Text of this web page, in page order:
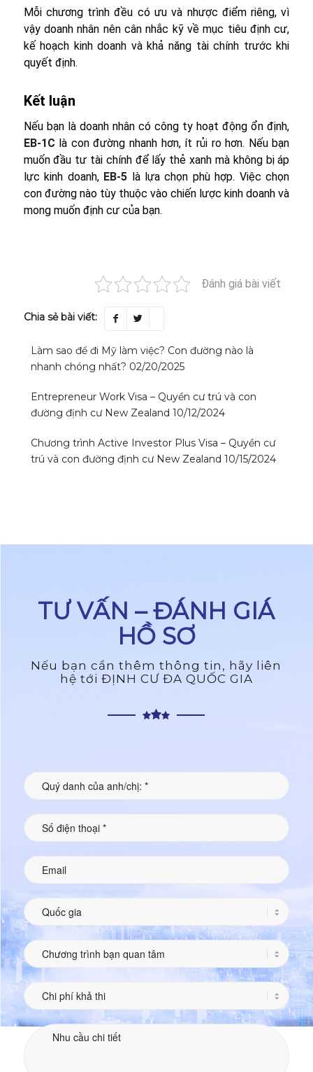
Mỗi chương trình đều có ưu và nhược điểm riêng, vì
vậy doanh nhân nên cân nhắc kỹ về mục tiêu định cư,
kế hoạch kinh doanh và khả năng tài chính trước khi
quyết định.
Kết luận
Nếu bạn là doanh nhân có công ty hoạt động ổn định,
EB-1C là con đường nhanh hơn, ít rủi ro hơn. Nếu bạn
muốn đầu tư tài chính để lấy thẻ xanh mà không bị áp
lực kinh doanh, EB-5 là lựa chọn phù hợp. Việc chọn
con đường nào tùy thuộc vào chiến lược kinh doanh và
mong muốn định cư của bạn.
Đánh giá bài viết
Chia sẻ bài viết:
Làm sao để đi Mỹ làm việc? Con đường nào là
nhanh chóng nhất? 02/20/2025
Entrepreneur Work Visa – Quyền cư trú và con
đường định cư New Zealand 10/12/2024
Chương trình Active Investor Plus Visa – Quyền cư
trú và con đường định cư New Zealand 10/15/2024
TƯ VẤN – ĐÁNH GIÁ
HỒ SƠ
Nếu bạn cần thêm thông tin, hãy liên
hệ tới ĐỊNH CƯ ĐA QUỐC GIA